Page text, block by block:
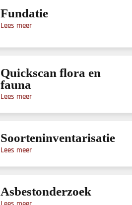
Fundatie
Lees meer
Quickscan flora en
fauna
Lees meer
Soorteninventarisatie
Lees meer
Asbestonderzoek